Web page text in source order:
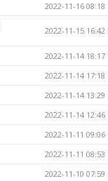
2022-11-16 08:18
2022-11-15 16:42
2022-11-14 18:17
2022-11-14 17:18
2022-11-14 13:29
2022-11-14 12:46
2022-11-11 09:06
2022-11-11 08:53
2022-11-10 07:59